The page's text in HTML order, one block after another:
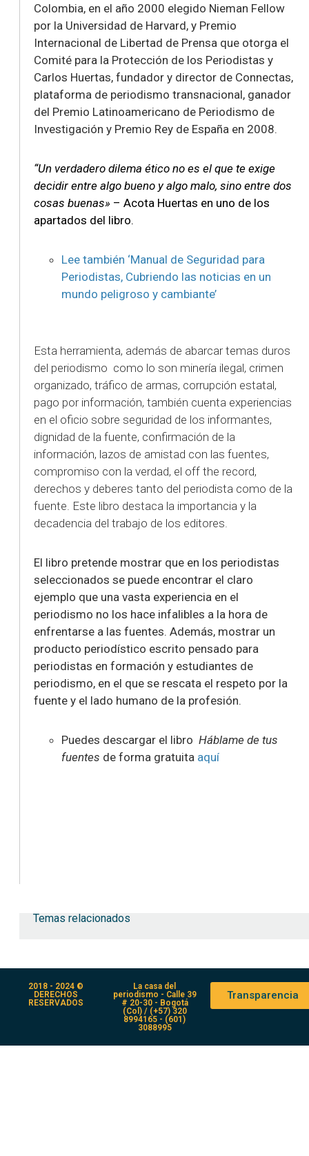
Colombia, en el año 2000 elegido Nieman Fellow
por la Universidad de Harvard, y Premio
Internacional de Libertad de Prensa que otorga el
Comité para la Protección de los Periodistas y
Carlos Huertas, fundador y director de Connectas,
plataforma de periodismo transnacional, ganador
del Premio Latinoamericano de Periodismo de
Investigación y Premio Rey de España en 2008.
“Un verdadero dilema ético no es el que te exige
decidir entre algo bueno y algo malo, sino entre dos
cosas buenas» – Acota Huertas en uno de los
apartados del libro.
Lee también ‘Manual de Seguridad para
Periodistas, Cubriendo las noticias en un
mundo peligroso y cambiante’
Esta herramienta, además de abarcar temas duros
del periodismo como lo son minería ilegal, crimen
organizado, tráfico de armas, corrupción estatal,
pago por información, también cuenta experiencias
en el oficio sobre seguridad de los informantes,
dignidad de la fuente, confirmación de la
información, lazos de amistad con las fuentes,
compromiso con la verdad, el off the record,
derechos y deberes tanto del periodista como de la
fuente. Este libro destaca la importancia y la
decadencia del trabajo de los editores.
El libro pretende mostrar que en los periodistas
seleccionados se puede encontrar el claro
ejemplo que una vasta experiencia en el
periodismo no los hace infalibles a la hora de
enfrentarse a las fuentes. Además, mostrar un
producto periodístico escrito pensado para
periodistas en formación y estudiantes de
periodismo, en el que se rescata el respeto por la
fuente y el lado humano de la profesión.
Puedes descargar el libro Háblame de tus
fuentes de forma gratuita aquí
Temas relacionados
2018 - 2024 ©
DERECHOS
RESERVADOS
La casa del
periodismo - Calle 39
# 20-30 - Bogotá
(Col) / (+57) 320
8994165 - (601)
3088995
Transparencia